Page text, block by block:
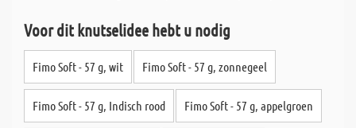
Voor dit knutselidee hebt u nodig
Fimo Soft - 57 g, wit Fimo Soft - 57 g, zonnegeel
Fimo Soft - 57 g, Indisch rood Fimo Soft - 57 g, appelgroen